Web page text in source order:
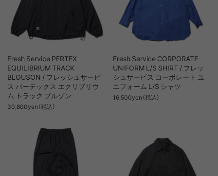
Fresh Service PERTEX
EQUILIBRIUM TRACK
BLOUSON / フレッシュサービ
ス パーテックス エクリブリウ
ム トラック ブルゾン
30,800yen（税込）
Fresh Service CORPORATE
UNIFORM L/S SHIRT / フレッ
シュサービス コーポレート ユ
ニフォーム L/S シャツ
16,500yen（税込）